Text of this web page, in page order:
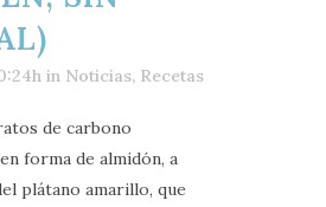
in Noticias, Recetas
de carbono
forma de almidón, a
plátano amarillo, que